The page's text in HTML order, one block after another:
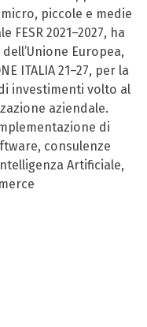
piccole e medie
FESR 2021–2027, ha
Europea,
ITALIA 21–27, per la
investimenti volto al
aziendale.
di
consulenze
Artificiale,